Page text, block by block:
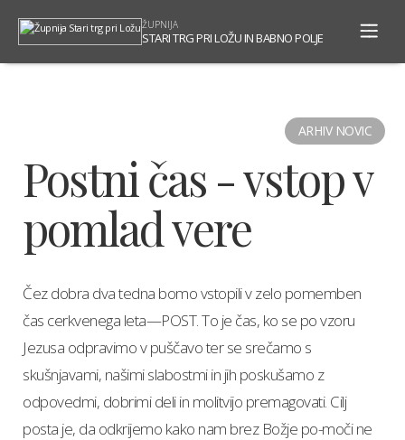
ŽUPNIJA
STARI TRG PRI LOŽU IN BABNO POLJE
ARHIV NOVIC
Postni čas - vstop v
pomlad vere
Čez dobra dva tedna bomo vstopili v zelo pomemben
čas cerkvenega leta—POST. To je čas, ko se po vzoru
Jezusa odpravimo v puščavo ter se srečamo s
skušnjavami, našimi slabostmi in jih poskušamo z
odpovedmi, dobrimi deli in molitvijo premagovati. Cilj
posta je, da odkrijemo kako nam brez Božje po-moči ne